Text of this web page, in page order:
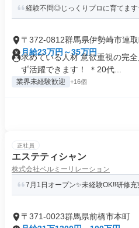
経験不問◎じっくりプロに育てま
〒372-0812群馬県伊勢崎市連
月給23万円～35万円
求めている人材 意欲重視の完
ず活躍できます！ ＊20代...
業界未経験歓迎 +16個
正社員
エステティシャン
株式会社ベルミーリレーション
7月1日オープン✨未経験OK‼研修
〒371-0023群馬県前橋市本町